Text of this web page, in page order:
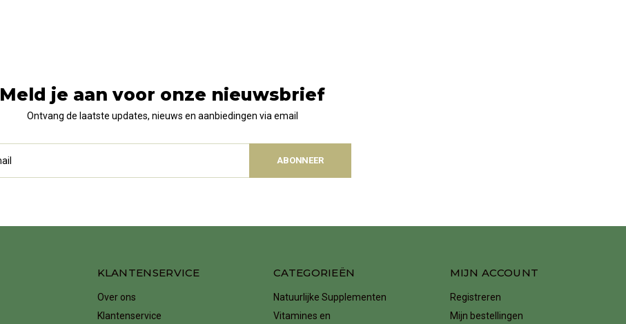
Meld je aan voor onze nieuwsbrief
Ontvang de laatste updates, nieuws en aanbiedingen via email
ABONNEER
KLANTENSERVICE
Over ons
Klantenservice
CATEGORIEËN
Natuurlijke Supplementen
Vitamines en
MIJN ACCOUNT
Registreren
Mijn bestellingen